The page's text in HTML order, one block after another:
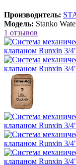
Производитель:
Модель: Stanko
1 отзывов